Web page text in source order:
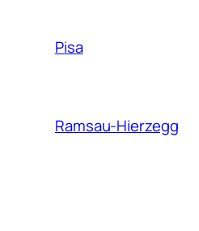
Pisa
Ramsau-Hierzegg